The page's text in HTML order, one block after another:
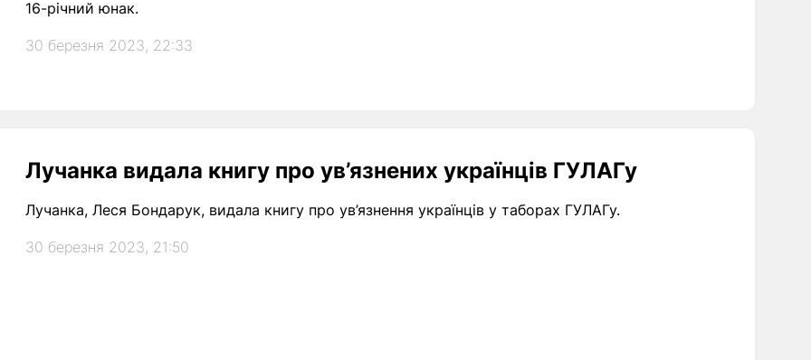
16-річний юнак.
30 березня 2023, 22:33
Лучанка видала книгу про ув’язнених українців ГУЛАГу
Лучанка, Леся Бондарук, видала книгу про ув’язнення українців у таборах ГУЛАГу.
30 березня 2023, 21:50